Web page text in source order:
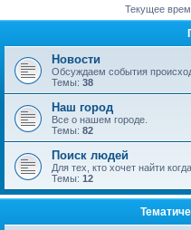
Текущее
Новости
Обсуждаем события
Темы: 38
Наш город
Все о нашем городе.
Темы: 82
Поиск людей
Для тех, кто хочет найти
Темы: 12